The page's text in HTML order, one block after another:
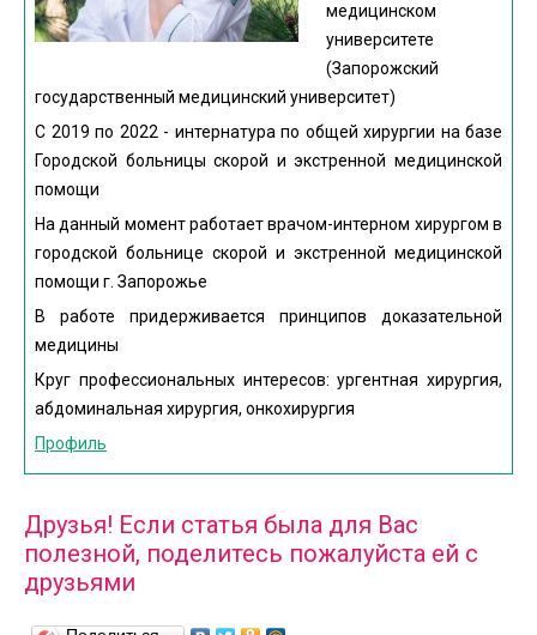
медицинском
университете
(Запорожский
государственный медицинский университет)
С 2019 по 2022 - интернатура по общей хирургии на базе
Городской больницы скорой и экстренной медицинской
помощи
На данный момент работает врачом-интерном хирургом в
городской больнице скорой и экстренной медицинской
помощи г. Запорожье
В работе придерживается принципов доказательной
медицины
Круг профессиональных интересов: ургентная хирургия,
абдоминальная хирургия, онкохирургия
Профиль
Друзья! Если статья была для Вас
полезной, поделитесь пожалуйста ей с
друзьями